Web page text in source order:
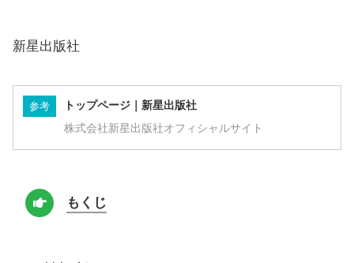
新星出版社
参考 トップページ｜新星出版社
株式会社新星出版社オフィシャルサイト
もくじ